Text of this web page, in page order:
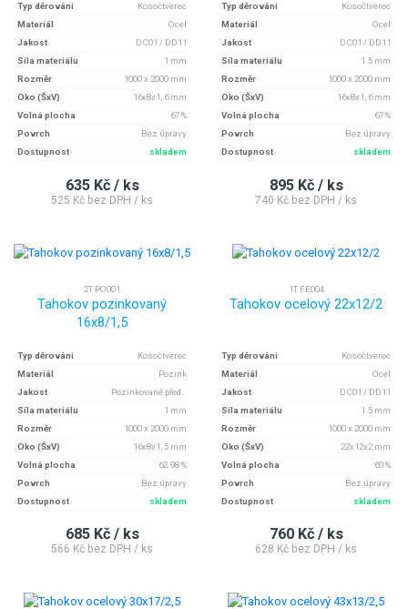
Typ děrování
Kosočtverec
Materiál
Ocel
Jakost
DC01 / DD11
Síla materiálu
1 mm
Rozměr
1000 x 2000 mm
Oko (ŠxV)
16x8x1, 6 mm
Volná plocha
67 %
Povrch
Bez úpravy
Dostupnost
skladem
635 Kč / ks
525 Kč bez DPH / ks
Typ děrování
Kosočtverec
Materiál
Ocel
Jakost
DC01 / DD11
Síla materiálu
1.5 mm
Rozměr
1000 x 2000 mm
Oko (ŠxV)
16x8x1, 6 mm
Volná plocha
67 %
Povrch
Bez úpravy
Dostupnost
skladem
895 Kč / ks
740 Kč bez DPH / ks
2T PO001
Tahokov pozinkovaný
16x8/1,5
Typ děrování
Kosočtverec
Materiál
Pozink
Jakost
Pozinkované před..
Síla materiálu
1 mm
Rozměr
1000 x 2000 mm
Oko (ŠxV)
16x8x1, 5 mm
Volná plocha
62.98 %
Povrch
Bez úpravy
Dostupnost
skladem
685 Kč / ks
566 Kč bez DPH / ks
1T FE004
Tahokov ocelový 22x12/2
Typ děrování
Kosočtverec
Materiál
Ocel
Jakost
DC01 / DD11
Síla materiálu
1.5 mm
Rozměr
1000 x 2000 mm
Oko (ŠxV)
22x12x2 mm
Volná plocha
60 %
Povrch
Bez úpravy
Dostupnost
skladem
760 Kč / ks
628 Kč bez DPH / ks